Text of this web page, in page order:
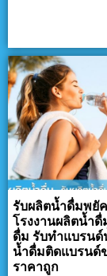
รับผลิตน้ำดื่มพยั
โรงงานผลิตน้ำ
ดื่ม รับทำแบรนด์
น้ำดื่มติดแบรนด์
ราคาถูก